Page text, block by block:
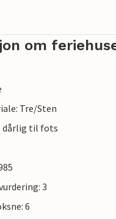
om
Tre/Sten
dårlig til fots
3
6